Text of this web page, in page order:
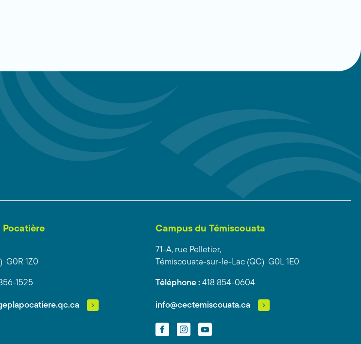
Pocatière
G0R 1Z0
1525
Campus du Témiscouata
71-A, rue Pelletier,
Témiscouata-sur-le-Lac (QC) G0L 1E0
Téléphone : 418 854-0604
info@cectemiscouata.ca
FacebookInstagramYouTube